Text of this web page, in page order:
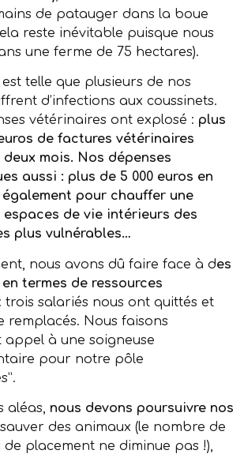
de patauger dans la boue
reste inévitable puisque nous
une ferme de 75 hectares).
est telle que plusieurs de nos
d’infections aux coussinets.
vétérinaires ont explosé : plus
de factures vétérinaires
deux mois. Nos dépenses
aussi : plus de 5 000 euros en
également pour chauffer une
de vie intérieurs des
plus vulnérables…
nous avons dû faire face à des
termes de ressources
: trois salariés nous ont quittés et
remplacés. Nous faisons
appel à une soigneuse
pour notre pôle
aléas, nous devons poursuivre nos
des animaux (le nombre de
de placement ne diminue pas !),